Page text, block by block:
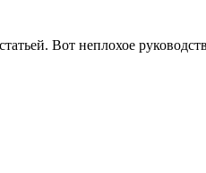
Вот неплохое